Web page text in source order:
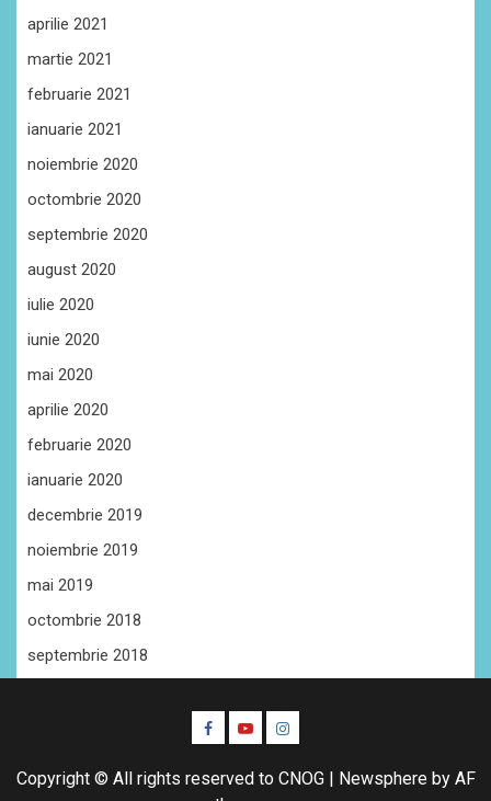
aprilie 2021
martie 2021
februarie 2021
ianuarie 2021
noiembrie 2020
octombrie 2020
septembrie 2020
august 2020
iulie 2020
iunie 2020
mai 2020
aprilie 2020
februarie 2020
ianuarie 2020
decembrie 2019
noiembrie 2019
mai 2019
octombrie 2018
septembrie 2018
Facebook
YoutubeInstagram
Copyright © All rights reserved to CNOG | Newsphereby AF